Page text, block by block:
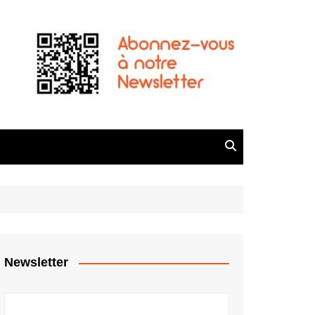
Newsletter